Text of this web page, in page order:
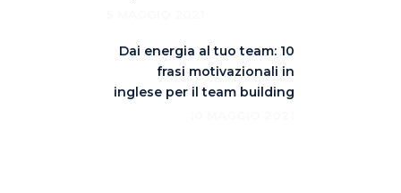
Dai energia al tuo team: 10
frasi motivazionali in
inglese per il team building